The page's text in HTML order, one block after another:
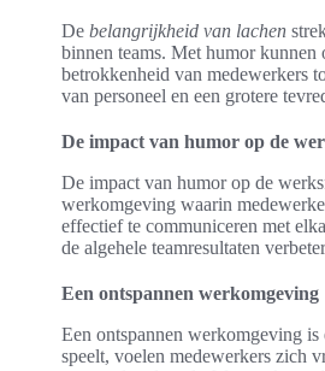
De belangrijkheid van lachen
binnen teams. Met humor
betrokkenheid van medewerkers
van personeel en een grotere
De impact van humor op de
De impact van humor op de
werkomgeving waarin
effectief te communiceren met
de algehele teamresultaten
Een ontspannen werkomgeving
Een ontspannen werkomgeving
speelt, voelen medewerkers zich